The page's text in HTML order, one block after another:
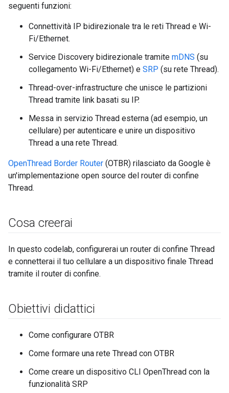
seguenti funzioni:
Connettività IP bidirezionale tra le reti Thread e Wi-
Fi/Ethernet.
Service Discovery bidirezionale tramite mDNS (su
collegamento Wi-Fi/Ethernet) e SRP (su rete Thread).
Thread-over-infrastructure che unisce le partizioni
Thread tramite link basati su IP.
Messa in servizio Thread esterna (ad esempio, un
cellulare) per autenticare e unire un dispositivo
Thread a una rete Thread.
OpenThread Border Router (OTBR) rilasciato da Google è
un'implementazione open source del router di confine
Thread.
Cosa creerai
In questo codelab, configurerai un router di confine Thread
e connetterai il tuo cellulare a un dispositivo finale Thread
tramite il router di confine.
Obiettivi didattici
Come configurare OTBR
Come formare una rete Thread con OTBR
Come creare un dispositivo CLI OpenThread con la
funzionalità SRP